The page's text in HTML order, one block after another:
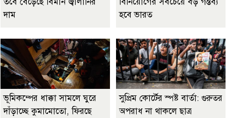
দাম
হবে ভারত
ভূমিকম্পের ধাক্কা সামলে ঘুরে
দাঁড়াচ্ছে কুমামোতো, ফিরছে
সুপ্রিম কোর্টের স্পষ্ট বার্তা: গুরুতর
অপরাধ না থাকলে ছাত্র